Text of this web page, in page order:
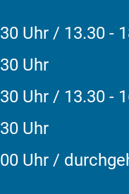
Uhr / 13.30 -
Uhr
Uhr / 13.30 -
Uhr
Uhr /